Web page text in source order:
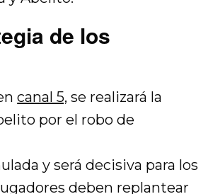
de los
canal 5, se realizará la
por el robo de
y será decisiva para los
deben replantear